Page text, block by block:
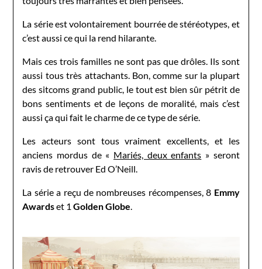
La série est volontairement bourrée de stéréotypes, et
c’est aussi ce qui la rend hilarante.
Mais ces trois familles ne sont pas que drôles. Ils sont
aussi tous très attachants. Bon, comme sur la plupart
des sitcoms grand public, le tout est bien sûr pétrit de
bons sentiments et de leçons de moralité, mais c’est
aussi ça qui fait le charme de ce type de série.
Les acteurs sont tous vraiment excellents, et les
anciens mordus de « Mariés, deux enfants » seront
ravis de retrouver Ed O’Neill.
La série a reçu de nombreuses récompenses, 8 Emmy
Awardset 1Golden Globe.